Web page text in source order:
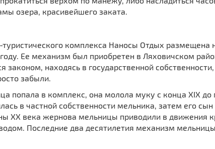
озера, красивейшего заката.
туристического комплекса Наносы Отдых размещена
году. Ее механизм был приобретен в Ляховичском
законом, находясь в государственной
забыли.
попала в комплекс, она молола муку с конца XIX до
в частной собственности мельника, затем его
XX века жернова мельницы приводили в движения
Последние два десятилетия механизм